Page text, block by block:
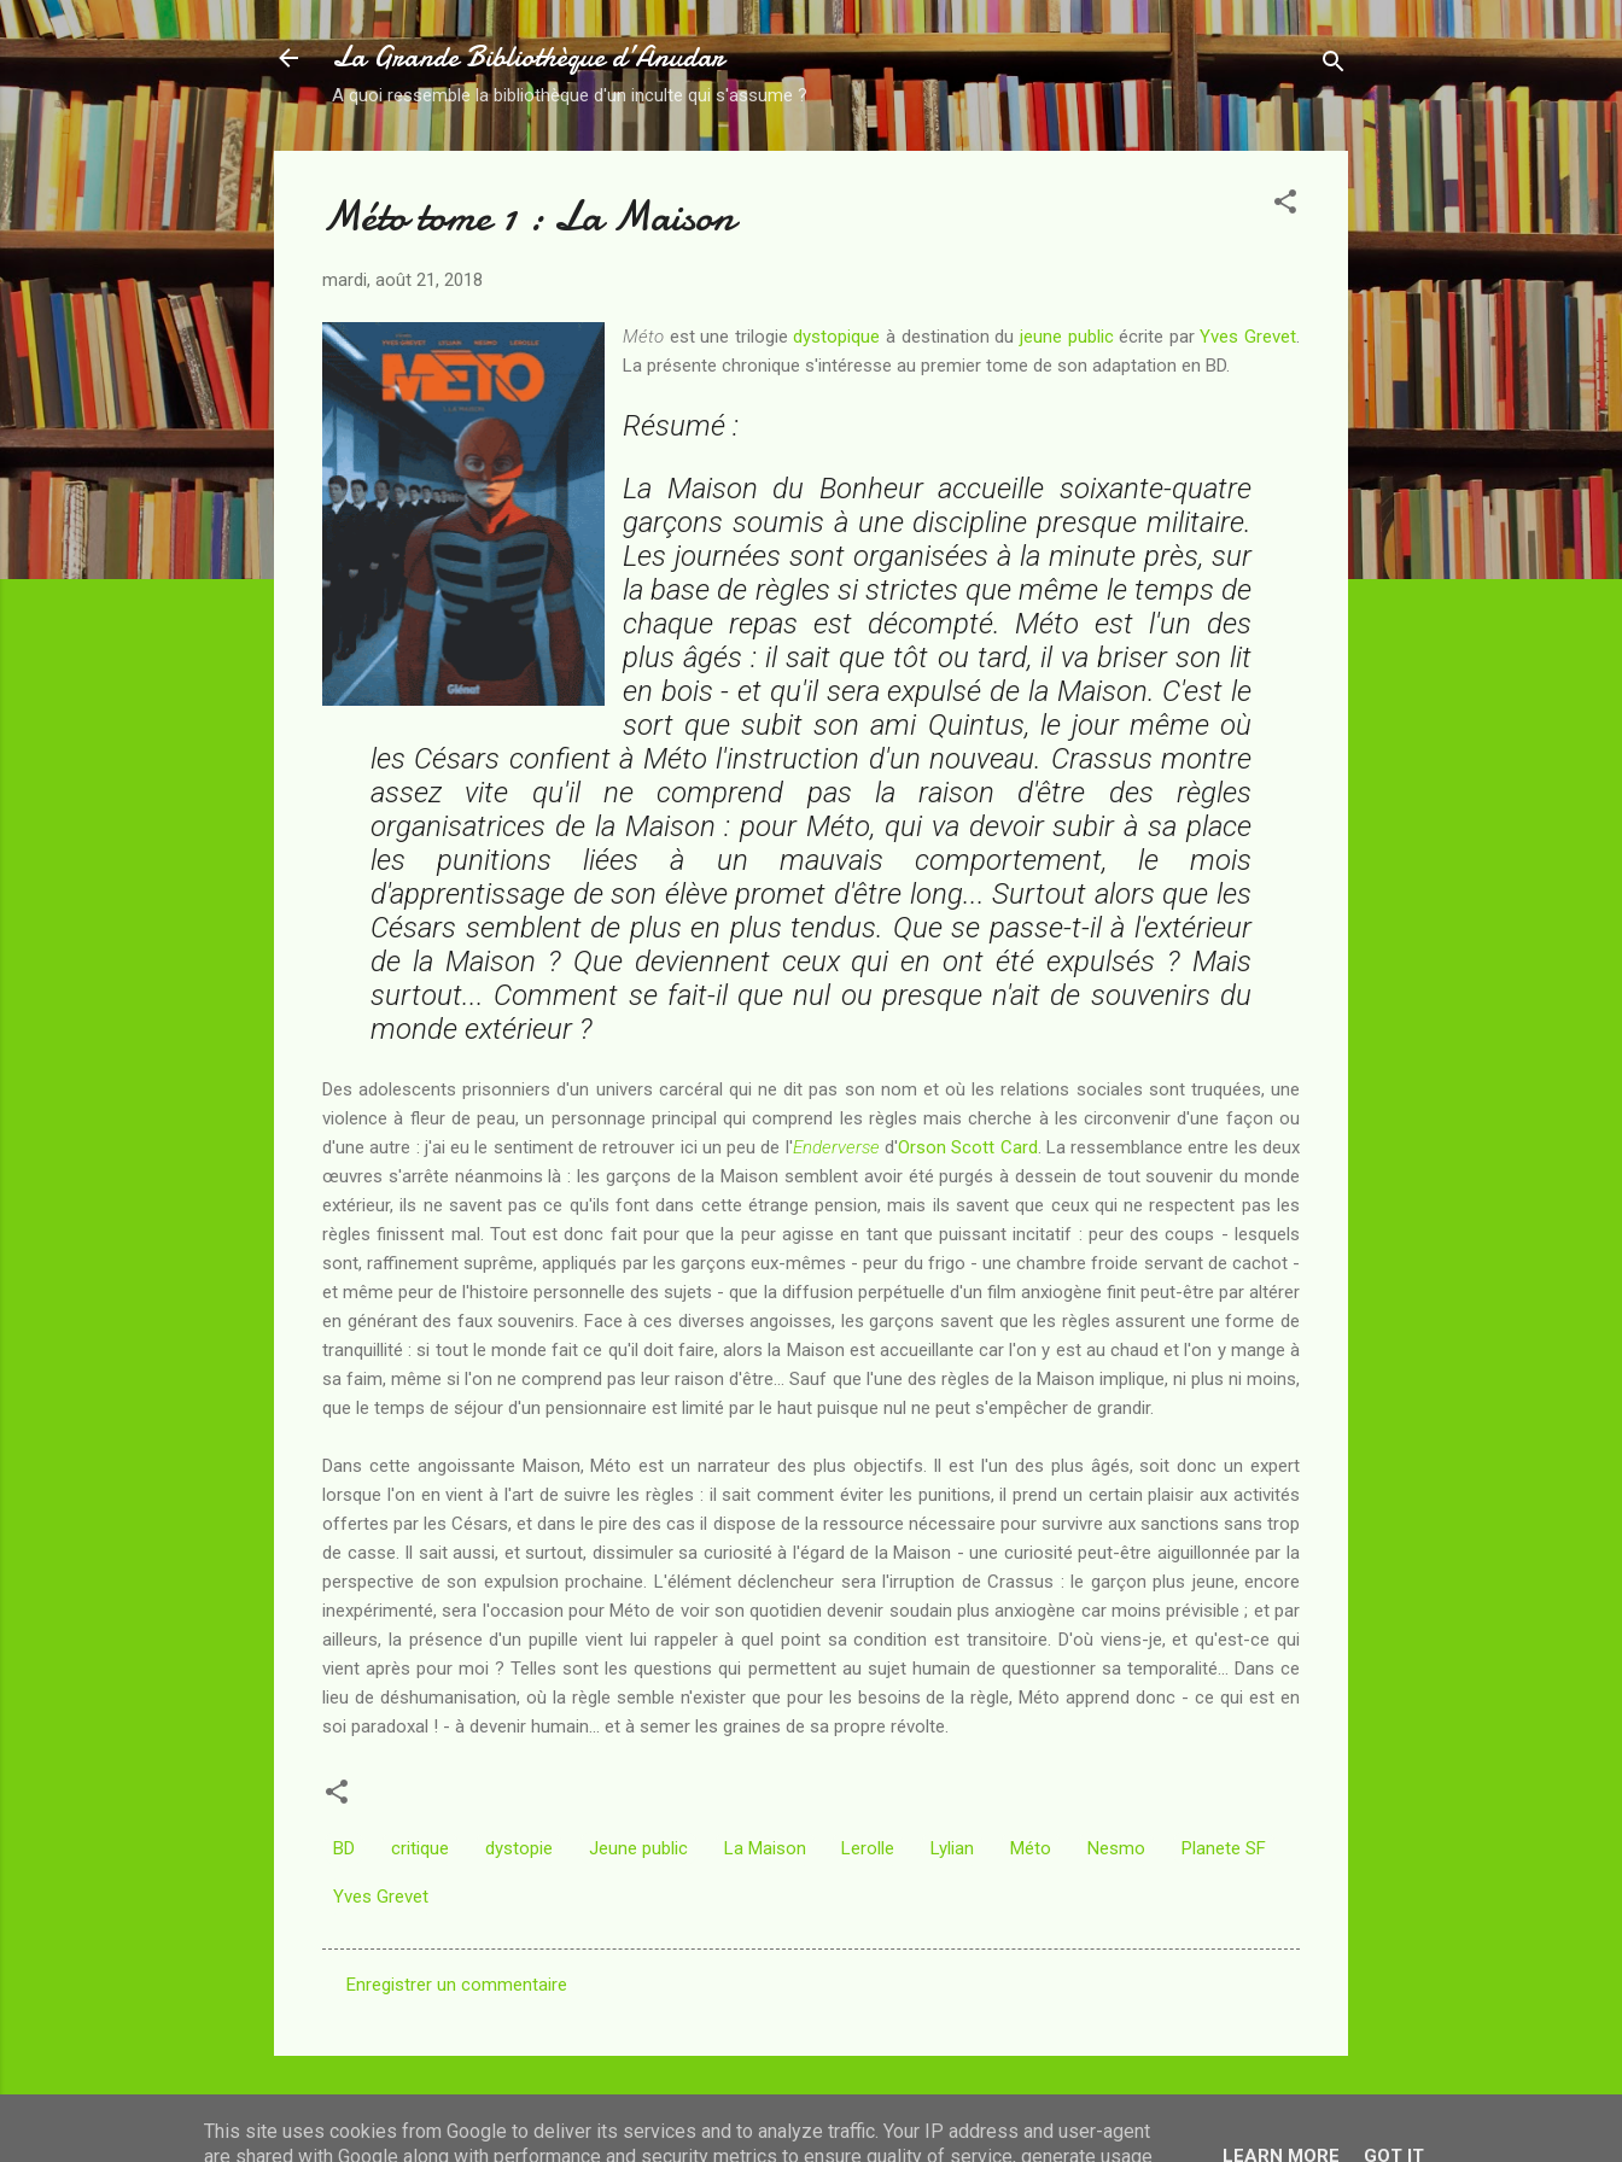
Accéder au contenu principal
La Grande Bibliothèque d’Anudar
A quoi ressemble la bibliothèque d'un inculte qui s'assume ?
Méto tome 1 : La Maison
mardi, août 21, 2018
Méto est une trilogiedystopique à destination du jeune publicécrite parYves Grevet
La présente chronique s'intéresse au premier tome de son adaptation en BD.
Résumé :
La Maison du Bonheur accueille soixante-quatre
garçons soumis à une discipline presque militaire.
Les journées sont organisées à la minute près, sur
la base de règles si strictes que même le temps de
chaque repas est décompté. Méto est l'un des
plus âgés : il sait que tôt ou tard, il va briser son lit
en bois - et qu'il sera expulsé de la Maison. C'est le
sort que subit son ami Quintus, le jour même où
les Césars confient à Méto l'instruction d'un nouveau. Crassus montre
assez vite qu'il ne comprend pas la raison d'être des règles
organisatrices de la Maison : pour Méto, qui va devoir subir à sa place
les punitions liées à un mauvais comportement, le mois
d'apprentissage de son élève promet d'être long... Surtout alors que les
Césars semblent de plus en plus tendus. Que se passe-t-il à l'extérieur
de la Maison ? Que deviennent ceux qui en ont été expulsés ? Mais
surtout... Comment se fait-il que nul ou presque n'ait de souvenirs du
monde extérieur ?
Des adolescents prisonniers d'un univers carcéral qui ne dit pas son nom et où les relations sociales sont truquées, une
violence à fleur de peau, un personnage principal qui comprend les règles mais cherche à les circonvenir d'une façon ou
d'une autre : j'ai eu le sentiment de retrouver ici un peu de l'Enderverse d'Orson Scott Card . La ressemblance entre les deux
œuvres s'arrête néanmoins là : les garçons de la Maison semblent avoir été purgés à dessein de tout souvenir du monde
extérieur, ils ne savent pas ce qu'ils font dans cette étrange pension, mais ils savent que ceux qui ne respectent pas les
règles finissent mal. Tout est donc fait pour que la peur agisse en tant que puissant incitatif : peur des coups - lesquels
sont, raffinement suprême, appliqués par les garçons eux-mêmes - peur du frigo - une chambre froide servant de cachot -
et même peur de l'histoire personnelle des sujets - que la diffusion perpétuelle d'un film anxiogène finit peut-être par altérer
en générant des faux souvenirs. Face à ces diverses angoisses, les garçons savent que les règles assurent une forme de
tranquillité : si tout le monde fait ce qu'il doit faire, alors la Maison est accueillante car l'on y est au chaud et l'on y mange à
sa faim, même si l'on ne comprend pas leur raison d'être... Sauf que l'une des règles de la Maison implique, ni plus ni moins,
que le temps de séjour d'un pensionnaire est limité par le haut puisque nul ne peut s'empêcher de grandir.
Dans cette angoissante Maison, Méto est un narrateur des plus objectifs. Il est l'un des plus âgés, soit donc un expert
lorsque l'on en vient à l'art de suivre les règles : il sait comment éviter les punitions, il prend un certain plaisir aux activités
offertes par les Césars, et dans le pire des cas il dispose de la ressource nécessaire pour survivre aux sanctions sans trop
de casse. Il sait aussi, et surtout, dissimuler sa curiosité à l'égard de la Maison - une curiosité peut-être aiguillonnée par la
perspective de son expulsion prochaine. L'élément déclencheur sera l'irruption de Crassus : le garçon plus jeune, encore
inexpérimenté, sera l'occasion pour Méto de voir son quotidien devenir soudain plus anxiogène car moins prévisible ; et par
ailleurs, la présence d'un pupille vient lui rappeler à quel point sa condition est transitoire. D'où viens-je, et qu'est-ce qui
vient après pour moi ? Telles sont les questions qui permettent au sujet humain de questionner sa temporalité... Dans ce
lieu de déshumanisation, où la règle semble n'exister que pour les besoins de la règle, Méto apprend donc - ce qui est en
soi paradoxal ! - à devenir humain... et à semer les graines de sa propre révolte.
BD critique dystopie Jeune public La Maison Lerolle Lylian Méto Nesmo Planete SF
Yves Grevet
e
Enregistrer un commentaire
Images de thèmes deluoman
This site uses cookies from Google to deliver its services and to analyze traffic. Your IP address and user-agent
are shared with Google along with performance and security metrics to ensure quality of service, generate usage
LEARN MORE GOT IT